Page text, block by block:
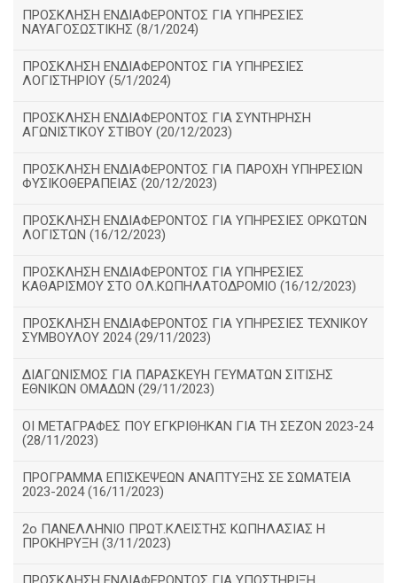
ΠΡΟΣΚΛΗΣΗ ΕΝΔΙΑΦΕΡΟΝΤΟΣ ΓΙΑ ΥΠΗΡΕΣΙΕΣ
ΝΑΥΑΓΟΣΩΣΤΙΚΗΣ (8/1/2024)
ΠΡΟΣΚΛΗΣΗ ΕΝΔΙΑΦΕΡΟΝΤΟΣ ΓΙΑ ΥΠΗΡΕΣΙΕΣ
ΛΟΓΙΣΤΗΡΙΟΥ (5/1/2024)
ΠΡΟΣΚΛΗΣΗ ΕΝΔΙΑΦΕΡΟΝΤΟΣ ΓΙΑ ΣΥΝΤΗΡΗΣΗ
ΑΓΩΝΙΣΤΙΚΟΥ ΣΤΙΒΟΥ (20/12/2023)
ΠΡΟΣΚΛΗΣΗ ΕΝΔΙΑΦΕΡΟΝΤΟΣ ΓΙΑ ΠΑΡΟΧΗ ΥΠΗΡΕΣΙΩΝ
ΦΥΣΙΚΟΘΕΡΑΠΕΙΑΣ (20/12/2023)
ΠΡΟΣΚΛΗΣΗ ΕΝΔΙΑΦΕΡΟΝΤΟΣ ΓΙΑ ΥΠΗΡΕΣΙΕΣ ΟΡΚΩΤΩΝ
ΛΟΓΙΣΤΩΝ (16/12/2023)
ΠΡΟΣΚΛΗΣΗ ΕΝΔΙΑΦΕΡΟΝΤΟΣ ΓΙΑ ΥΠΗΡΕΣΙΕΣ
ΚΑΘΑΡΙΣΜΟΥ ΣΤΟ ΟΛ.ΚΩΠΗΛΑΤΟΔΡΟΜΙΟ (16/12/2023)
ΠΡΟΣΚΛΗΣΗ ΕΝΔΙΑΦΕΡΟΝΤΟΣ ΓΙΑ ΥΠΗΡΕΣΙΕΣ ΤΕΧΝΙΚΟΥ
ΣΥΜΒΟΥΛΟΥ 2024 (29/11/2023)
ΔΙΑΓΩΝΙΣΜΟΣ ΓΙΑ ΠΑΡΑΣΚΕΥΗ ΓΕΥΜΑΤΩΝ ΣΙΤΙΣΗΣ
ΕΘΝΙΚΩΝ ΟΜΑΔΩΝ (29/11/2023)
ΟΙ ΜΕΤΑΓΡΑΦΕΣ ΠΟΥ ΕΓΚΡΙΘΗΚΑΝ ΓΙΑ ΤΗ ΣΕΖΟΝ 2023-24
(28/11/2023)
ΠΡΟΓΡΑΜΜΑ ΕΠΙΣΚΕΨΕΩΝ ΑΝΑΠΤΥΞΗΣ ΣΕ ΣΩΜΑΤΕΙΑ
2023-2024 (16/11/2023)
2ο ΠΑΝΕΛΛΗΝΙΟ ΠΡΩΤ.ΚΛΕΙΣΤΗΣ ΚΩΠΗΛΑΣΙΑΣ Η
ΠΡΟΚΗΡΥΞΗ (3/11/2023)